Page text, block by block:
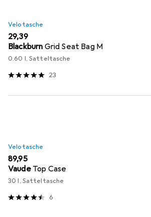
Velotasche
EUR
29,39
Blackburn Grid Seat Bag M
0.60 l, Satteltasche
23
Velotasche
EUR
89,95
Vaude Top Case
30 l, Satteltasche
6